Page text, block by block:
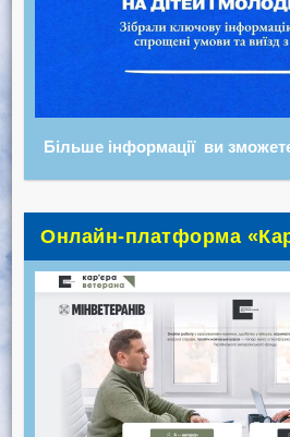
Більше інформації ви
Онлайн-платформа